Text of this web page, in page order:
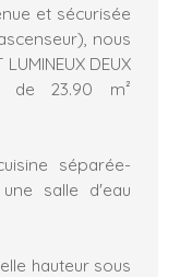
et sécurisée
nous
DEUX
de 23.90 m²
séparée-
salle d'eau
hauteur sous